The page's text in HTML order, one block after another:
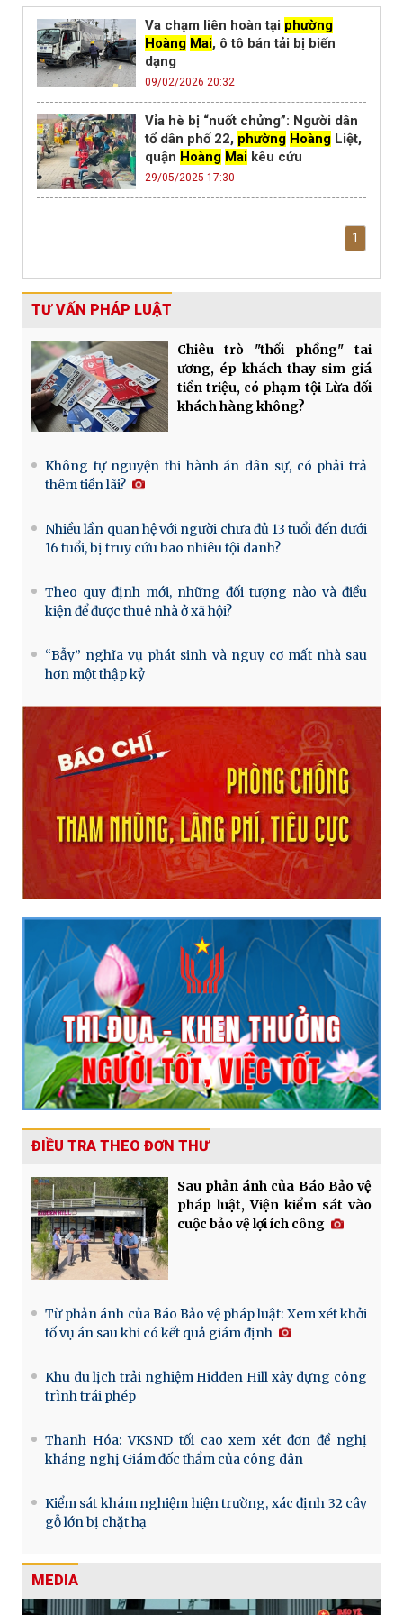
Va chạm liên hoàn tại phường
Hoàng Mai, ô tô bán tải bị biến
dạng
09/02/2026 20:32
Vỉa hè bị “nuốt chửng”: Người dân
tổ dân phố 22, phường Hoàng Liệt,
quận Hoàng Mai kêu cứu
29/05/2025 17:30
1
TƯ VẤN PHÁP LUẬT
Chiêu trò "thổi phồng" tai
ương, ép khách thay sim giá
tiền triệu, có phạm tội Lừa dối
khách hàng không?
Không tự nguyện thi hành án dân sự, có phải trả
thêm tiền lãi?
Nhiều lần quan hệ với người chưa đủ 13 tuổi đến dưới
16 tuổi, bị truy cứu bao nhiêu tội danh?
Theo quy định mới, những đối tượng nào và điều
kiện để được thuê nhà ở xã hội?
“Bẫy” nghĩa vụ phát sinh và nguy cơ mất nhà sau
hơn một thập kỷ
ĐIỀU TRA THEO ĐƠN THƯ
Sau phản ánh của Báo Bảo vệ
pháp luật, Viện kiểm sát vào
cuộc bảo vệ lợi ích công
Từ phản ánh của Báo Bảo vệ pháp luật: Xem xét khởi
tố vụ án sau khi có kết quả giám định
Khu du lịch trải nghiệm Hidden Hill xây dựng công
trình trái phép
Thanh Hóa: VKSND tối cao xem xét đơn đề nghị
kháng nghị Giám đốc thẩm của công dân
Kiểm sát khám nghiệm hiện trường, xác định 32 cây
gỗ lớn bị chặt hạ
MEDIA